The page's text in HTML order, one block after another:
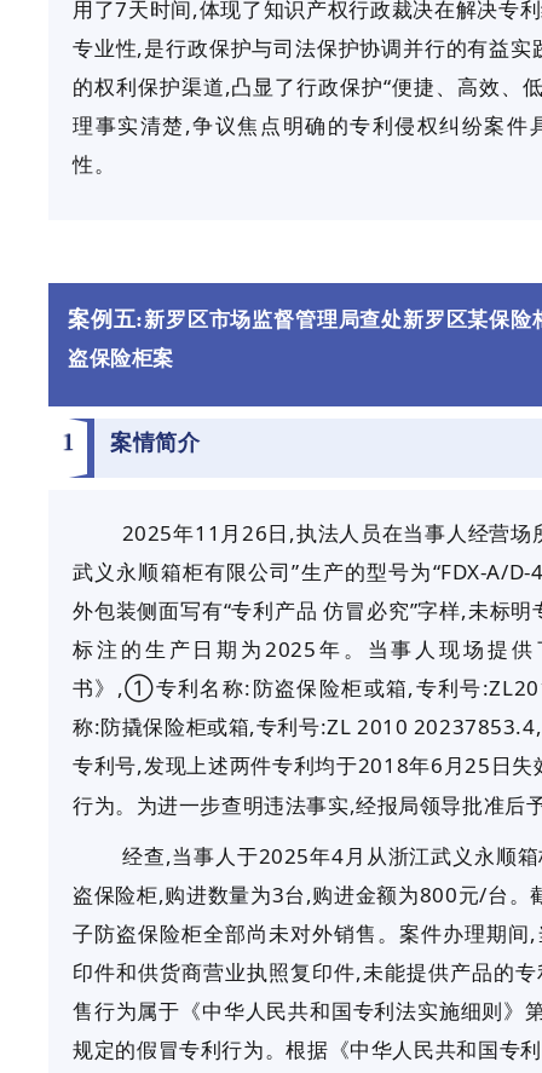
用了7天时间,体现了知识产权行政裁决在解决专
专业性,是行政保护与司法保护协调并行的有益
的权利保护渠道,凸显了行政保护“便捷、高效、
理事实清楚,争议焦点明确的专利侵权纠纷案件
性。
案例五:新罗区市场监督管理局查处新罗区某保
盗保险柜案
1 案情简介
2025年11月26日,执法人员在当事人经营场
武义永顺箱柜有限公司”生产的型号为“FDX-A/D-
外包装侧面写有“专利产品 仿冒必究”字样,未标
标注的生产日期为2025年。当事人现场提
书》,①专利名称:防盗保险柜或箱,专利号
称:防撬保险柜或箱,专利号:ZL 2010
专利号,发现上述两件专利均于2018年6月25日
行为。为进一步查明违法事实,经报局领导批准后
经查,当事人于2025年4月从浙江武义永顺
盗保险柜,购进数量为3台,购进金额为800元/台
子防盗保险柜全部尚未对外销售。案件办理期间
印件和供货商营业执照复印件,未能提供产品的
售行为属于《中华人民共和国专利法实施细则》
规定的假冒专利行为。根据《中华人民共和国专